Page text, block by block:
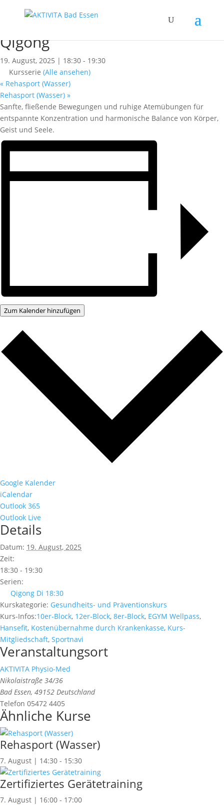
« Alle Kurse
Qigong
19. August, 2025 | 18:30 - 19:30
Kursserie (Alle ansehen)
« Rehasport (Wasser)
Rehasport (Wasser) »
Sanfte, fließende Bewegungen und ruhige Atemübungen für
entspannte Konzentration und harmonische Balance von Körper,
Geist und Seele.
Zum Kalender hinzufügen
Google Kalender
iCalendar
Outlook 365
Outlook Live
Details
Datum: 19. August, 2025
Zeit:
18:30 - 19:30
Serien:
Qigong Di 18:30
Kurskategorie: Gesundheits- und Präventionskurs
Kurs-Infos:10er-Block, 12er-Block, 8er-Block, EGYM Wellpass,
Hansefit, Kostenübernahme durch Krankenkasse, Kurs-
Mitgliedschaft, Sportnavi
Veranstaltungsort
AKTIVITA Physio-Med
Nikolaistraße 34/36
Bad Essen, 49152 Deutschland
Telefon 05472 4405
Ähnliche Kurse
Rehasport (Wasser)
7. August | 14:30 - 15:30
Zertifiziertes Gerätetraining
7. August | 16:00 - 17:00